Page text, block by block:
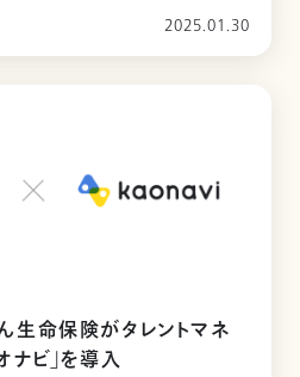
2025.01.30
生命保険がタレントマネ
ナビ」を導入